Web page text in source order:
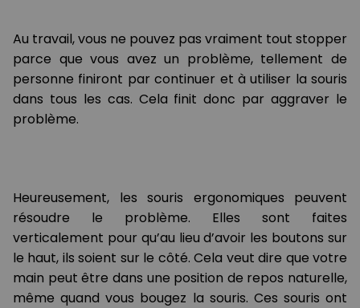
Au travail, vous ne pouvez pas vraiment tout stopper
parce que vous avez un problème, tellement de
personne finiront par continuer et à utiliser la souris
dans tous les cas. Cela finit donc par aggraver le
problème.
Heureusement, les souris ergonomiques peuvent
résoudre le problème. Elles sont faites
verticalement pour qu’au lieu d’avoir les boutons sur
le haut, ils soient sur le côté. Cela veut dire que votre
main peut être dans une position de repos naturelle,
même quand vous bougez la souris. Ces souris ont